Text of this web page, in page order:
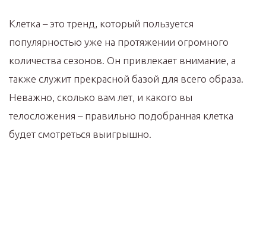
Клетка – это тренд, который пользуется
популярностью уже на протяжении огромного
количества сезонов. Он привлекает внимание, а
также служит прекрасной базой для всего образа.
Неважно, сколько вам лет, и какого вы
телосложения – правильно подобранная клетка
будет смотреться выигрышно.